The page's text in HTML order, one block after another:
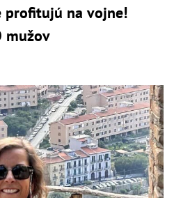
profitujú na vojne!
mužov